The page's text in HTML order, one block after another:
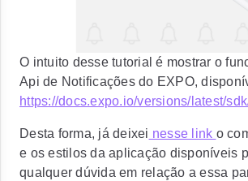
O intuito desse tutorial é mostrar o
Api de Notificações do EXPO,
https://docs.expo.io/versions/latest/
Desta forma, já deixei nesse link o
e os estilos da aplicação disponíveis
qualquer dúvida em relação a essa